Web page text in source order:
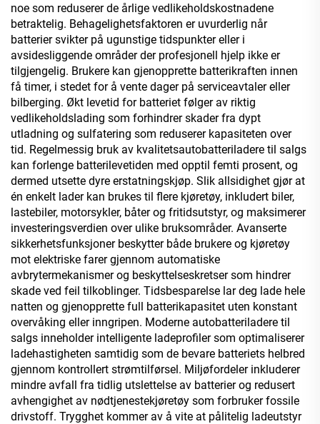
noe som reduserer de årlige vedlikeholdskostnadene
betraktelig. Behagelighetsfaktoren er uvurderlig når
batterier svikter på ugunstige tidspunkter eller i
avsidesliggende områder der profesjonell hjelp ikke er
tilgjengelig. Brukere kan gjenopprette batterikraften innen
få timer, i stedet for å vente dager på serviceavtaler eller
bilberging. Økt levetid for batteriet følger av riktig
vedlikeholdslading som forhindrer skader fra dypt
utladning og sulfatering som reduserer kapasiteten over
tid. Regelmessig bruk av kvalitetsautobatteriladere til salgs
kan forlenge batterilevetiden med opptil femti prosent, og
dermed utsette dyre erstatningskjøp. Slik allsidighet gjør at
én enkelt lader kan brukes til flere kjøretøy, inkludert biler,
lastebiler, motorsykler, båter og fritidsutstyr, og maksimerer
investeringsverdien over ulike bruksområder. Avanserte
sikkerhetsfunksjoner beskytter både brukere og kjøretøy
mot elektriske farer gjennom automatiske
avbrytermekanismer og beskyttelseskretser som hindrer
skade ved feil tilkoblinger. Tidsbesparelse lar deg lade hele
natten og gjenopprette full batterikapasitet uten konstant
overvåking eller inngripen. Moderne autobatteriladere til
salgs inneholder intelligente ladeprofiler som optimaliserer
ladehastigheten samtidig som de bevare batteriets helbred
gjennom kontrollert strømtilførsel. Miljøfordeler inkluderer
mindre avfall fra tidlig utslettelse av batterier og redusert
avhengighet av nødtjenestekjøretøy som forbruker fossile
drivstoff. Trygghet kommer av å vite at pålitelig ladeutstyr